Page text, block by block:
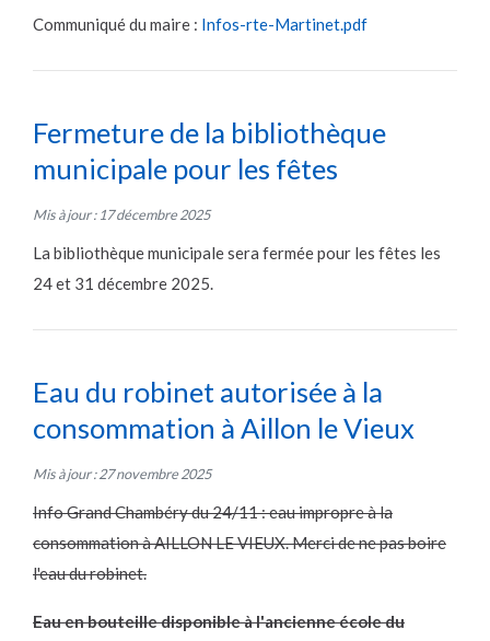
Communiqué du maire : Infos-rte-Martinet.pdf
Fermeture de la bibliothèque
municipale pour les fêtes
Mis à jour : 17 décembre 2025
La bibliothèque municipale sera fermée pour les fêtes les
24 et 31 décembre 2025.
Eau du robinet autorisée à la
consommation à Aillon le Vieux
Mis à jour : 27 novembre 2025
Info Grand Chambéry du 24/11 : eau impropre à la
consommation à AILLON LE VIEUX. Merci de ne pas boire
l'eau du robinet.
Eau en bouteille disponible à l'ancienne école du